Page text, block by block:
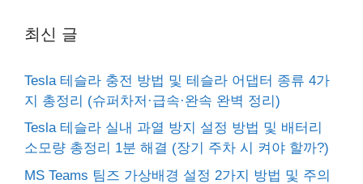
최신 글
Tesla 테슬라 충전 방법 및 테슬라 어댑터 종류 4가
지 총정리 (슈퍼차저·급속·완속 완벽 정리)
Tesla 테슬라 실내 과열 방지 설정 방법 및 배터리
소모량 총정리 1분 해결 (장기 주차 시 켜야 할까?)
MS Teams 팀즈 가상배경 설정 2가지 방법 및 주의